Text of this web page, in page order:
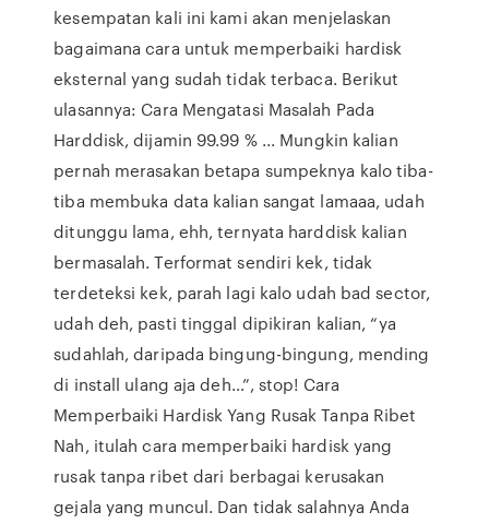
kesempatan kali ini kami akan menjelaskan
bagaimana cara untuk memperbaiki hardisk
eksternal yang sudah tidak terbaca. Berikut
ulasannya: Cara Mengatasi Masalah Pada
Harddisk, dijamin 99.99 % ... Mungkin kalian
pernah merasakan betapa sumpeknya kalo tiba-
tiba membuka data kalian sangat lamaaa, udah
ditunggu lama, ehh, ternyata harddisk kalian
bermasalah. Terformat sendiri kek, tidak
terdeteksi kek, parah lagi kalo udah bad sector,
udah deh, pasti tinggal dipikiran kalian, “ya
sudahlah, daripada bingung-bingung, mending
di install ulang aja deh…”, stop! Cara
Memperbaiki Hardisk Yang Rusak Tanpa Ribet
Nah, itulah cara memperbaiki hardisk yang
rusak tanpa ribet dari berbagai kerusakan
gejala yang muncul. Dan tidak salahnya Anda